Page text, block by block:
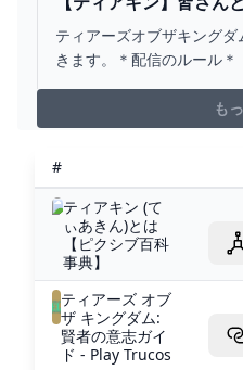
します！【ゼルダの伝
ティアーズオブザキング
きます。＊配信のルール
ス・指示コメントは、削
ますのでお控えください
には初見の方もいら...
も
#
ティアキン (て
ぃあきん)とは
【ピクシブ百科
事典】
ティアーズ オブ
ザ キングダム:
賢者の意志ガイ
ド - Play Trucos